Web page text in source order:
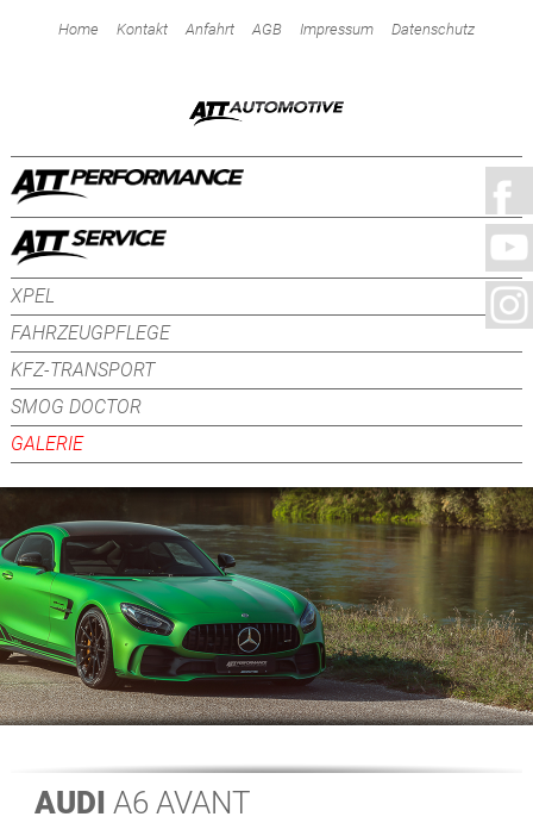
Home Kontakt Anfahrt AGB Impressum Datenschutz
XPEL
FAHRZEUGPFLEGE
KFZ-TRANSPORT
SMOG DOCTOR
GALERIE
AUDI A6 AVANT